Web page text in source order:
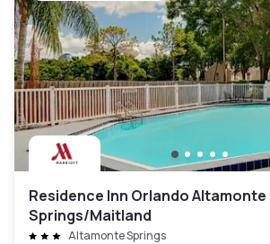
Residence Inn Orlando Altamonte
Springs/Maitland
Altamonte Springs